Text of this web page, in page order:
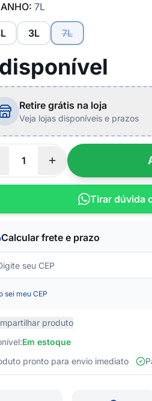
7L
3L 7L
Retire grátis na loja
Veja lojas disponíveis e prazos
Tirar dúvida
Calcular frete e prazo
sei meu CEP
produto
Em estoque
pronto para envio imediato